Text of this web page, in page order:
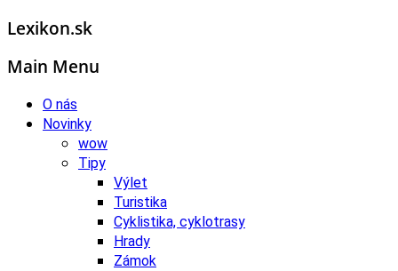
Lexikon.sk
Main Menu
O nás
Novinky
wow
Tipy
Výlet
Turistika
Cyklistika, cyklotrasy
Hrady
Zámok